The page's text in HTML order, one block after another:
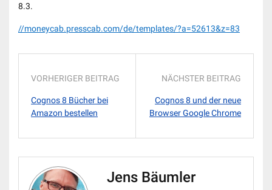
8.3.
//moneycab.presscab.com/de/templates/?a=52613&z=83
VORHERIGER BEITRAG
Cognos 8 Bücher bei
Amazon bestellen
NÄCHSTER BEITRAG
Cognos 8 und der neue
Browser Google Chrome
Jens Bäumler